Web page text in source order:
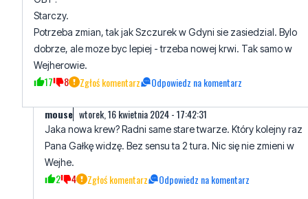
Starczy.
Potrzeba zmian, tak jak Szczurek w Gdyni sie zasiedzial. Bylo
dobrze, ale moze byc lepiej - trzeba nowej krwi. Tak samo w
Wejherowie.
17 8 Zgłoś komentarz Odpowiedz na komentarz
mouse wtorek, 16 kwietnia 2024 - 17:42:31
Jaka nowa krew? Radni same stare twarze. Który kolejny raz
Pana Gałkę widzę. Bez sensu ta 2 tura. Nic się nie zmieni w
Wejhe.
2 4 Zgłoś komentarz Odpowiedz na komentarz